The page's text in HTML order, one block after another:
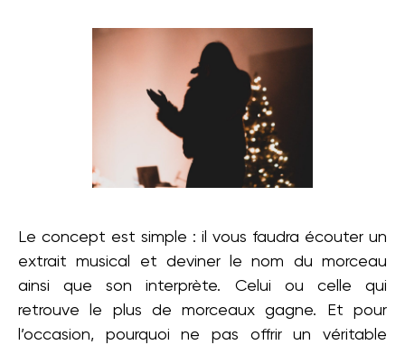
Le concept est simple : il vous faudra écouter un
extrait musical et deviner le nom du morceau
ainsi que son interprète. Celui ou celle qui
retrouve le plus de morceaux gagne. Et pour
l’occasion, pourquoi ne pas offrir un véritable